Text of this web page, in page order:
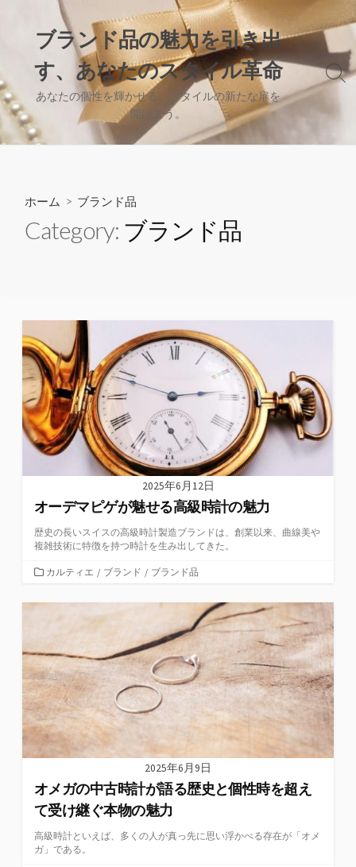
ツ
へ
ス
キ
ブランド品の魅力を引き出
す、あなたのスタイル革命
あなたの個性を輝かせる、スタイルの新たな扉を
開けよう。
検
ホーム > ブランド品
Category: ブランド品
2025年6月12日
オーデマピゲが魅せる高級時計の魅力
歴史の長いスイスの高級時計製造ブランドは、創業以来、曲線美や
複雑技術に特徴を持つ時計を生み出してきた。
カ
ゴ
カルティエ / ブランド / ブランド品
2025年6月9日
オメガの中古時計が語る歴史と個性時を超え
て受け継ぐ本物の魅力
高級時計といえば、多くの人が真っ先に思い浮かべる存在が「オメ
ガ」である。